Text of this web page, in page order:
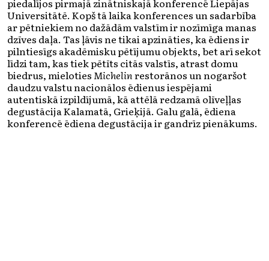
Universitātē. Kopš tā laika konferences un sadarbība
ar pētniekiem no dažādām valstīm ir nozīmīga manas
dzīves daļa. Tas ļāvis ne tikai apzināties, ka ēdiens ir
pilntiesīgs akadēmisku pētījumu objekts, bet arī sekot
līdzi tam, kas tiek pētīts citās valstīs, atrast domu
biedrus, mieloties Michelin restorānos un nogaršot
daudzu valstu nacionālos ēdienus iespējami
autentiskā izpildījumā, kā attēlā redzamā olīveļļas
degustācija Kalamatā, Grieķijā. Galu galā, ēdiena
konferencē ēdiena degustācija ir gandrīz pienākums.